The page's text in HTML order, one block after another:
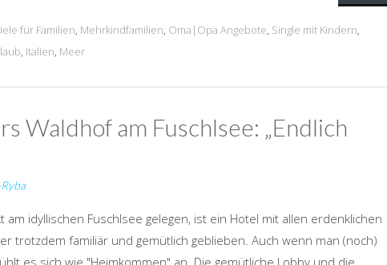
für Familien, Mehrkindfamilien, Oma|Opa Angebote, Single mit Kindern,
, Italien, Meer
Waldhof am Fuschlsee: „Endlich
am idyllischen Fuschlsee gelegen, ist ein Hotel mit allen erdenklichen
trotzdem familiär und gemütlich geblieben. Auch wenn man (noch)
es sich wie "Heimkommen" an. Die gemütliche Lobby und die